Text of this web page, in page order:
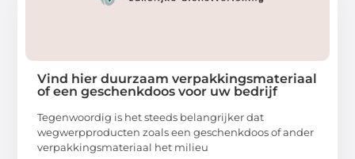
Vind hier duurzaam verpakkingsmateriaal
of een geschenkdoos voor uw bedrijf
Tegenwoordig is het steeds belangrijker dat
wegwerpproducten zoals een geschenkdoos of ander
verpakkingsmateriaal het milieu